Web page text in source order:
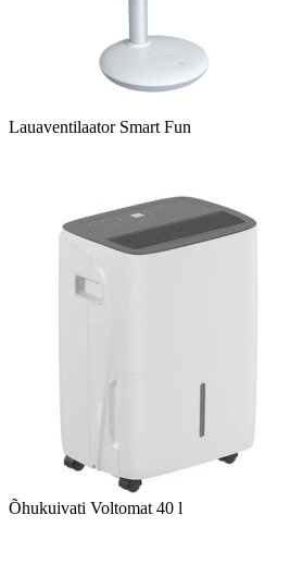
Lauaventilaator Smart Fun
Õhukuivati Voltomat 40 l